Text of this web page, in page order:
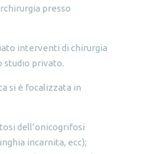
presso
interventi di chirurgia
studio privato.
si è focalizzata in
dell’onicogrifosi
incarnita, ecc);